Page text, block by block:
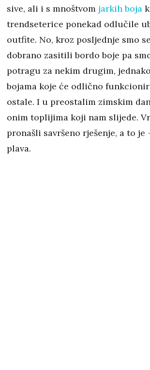
sive, ali i s mnoštvom jarkih boja
trendseterice ponekad odlučile
outfite. No, kroz posljednje smo
dobrano zasitili bordo boje pa
potragu za nekim drugim,
bojama koje će odlično
ostale. I u preostalim zimskim
onim toplijima koji nam slijede.
pronašli savršeno rješenje, a to je
plava.